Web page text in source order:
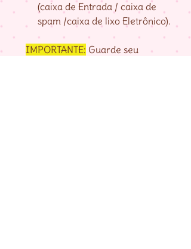
(caixa de Entrada / caixa de
spam /caixa de lixo Eletrônico).
IMPORTANTE: Guarde seu